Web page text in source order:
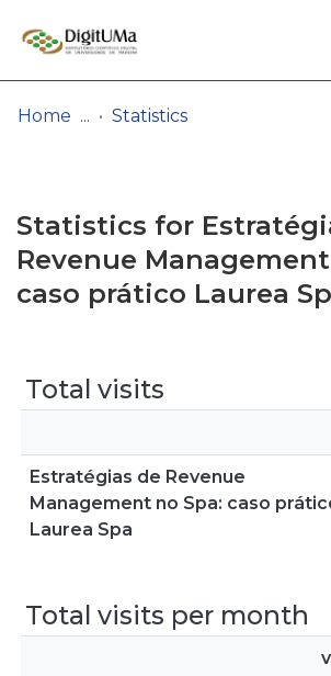
Browse repository
Entities
Log
In(current)
Home Statistics
Statistics for
Revenue
caso prático Laurea
Total visits
Estratégias de Revenue
Management no Spa: caso
Laurea Spa
Total visits per month